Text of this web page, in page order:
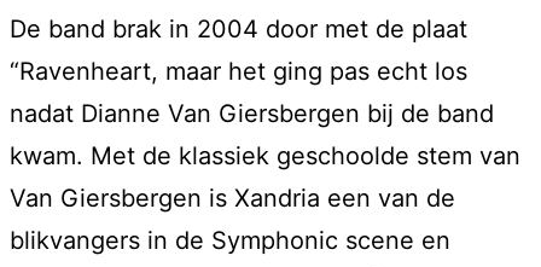
De band brak in 2004 door met de plaat
“Ravenheart, maar het ging pas echt los
nadat Dianne Van Giersbergen bij de band
kwam. Met de klassiek geschoolde stem van
Van Giersbergen is Xandria een van de
blikvangers in de Symphonic scene en